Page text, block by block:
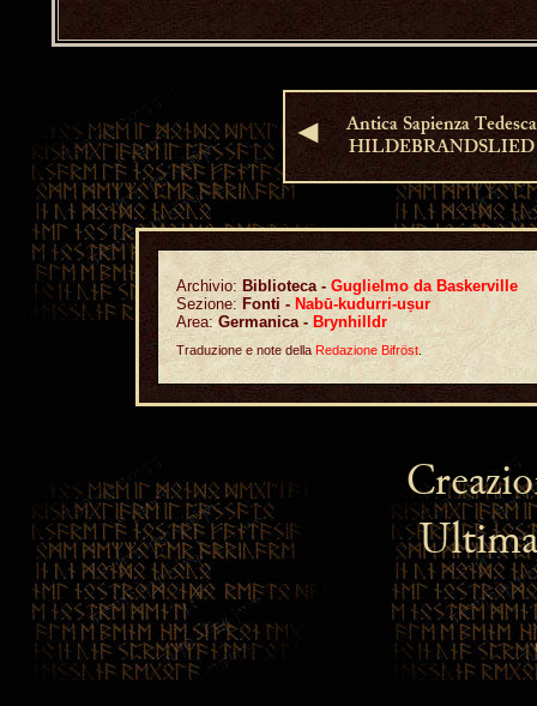
◄
Antica Sapienza Tedesca
HILDEBRANDSLIED
Archivio: Biblioteca -Guglielmo da Baskerville
Sezione: Fonti - Nabū-kudurri-uṣur
Area:Germanica -Brynhilldr
Traduzione e note dellaRedazione Bifröst